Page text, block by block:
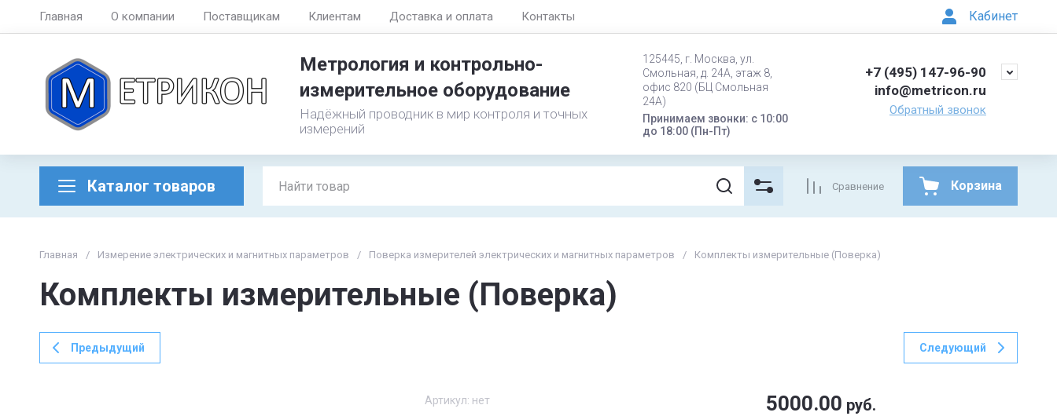
Главная О компании Поставщикам Клиентам Доставка и оплата Контакты Кабинет
Метрология и контрольно-
измерительное оборудование
Надёжный проводник в мир контроля и точных
измерений
125445, г. Москва, ул.
Смольная, д. 24А, этаж 8,
офис 820 (БЦ Смольная
24А)
Принимаем звонки: с 10:00
до 18:00 (Пн-Пт)
+7 (495) 147-96-90
info@metricon.ru
Обратный звонок
Каталог товаров Сравнение Корзина
Главная / Измерение электрических и магнитных параметров / Поверка измерителей электрических и магнитных параметров / Комплекты измерительные (Поверка)
Комплекты измерительные (Поверка)
Предыдущий Следующий
Артикул: нет 5000.00 руб.